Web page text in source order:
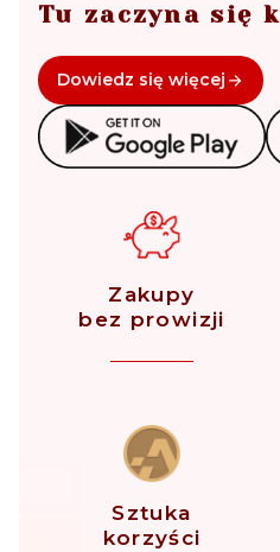
Tu zaczyna się
Dowiedz się więcej
Zakupy
bez prowizji
Sztuka
korzyści